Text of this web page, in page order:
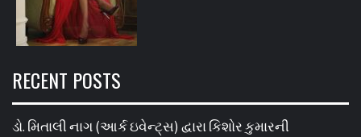
RECENT POSTS
ડો. મિતાલી નાગ (આર્ક ઇવેન્ટ્સ) દ્વારા કિશોર કુમારની